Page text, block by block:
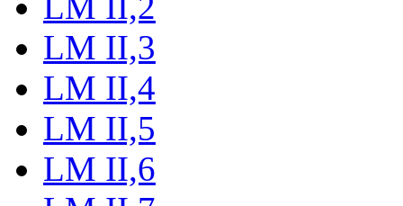
LM II,3
LM II,4
LM II,5
LM II,6